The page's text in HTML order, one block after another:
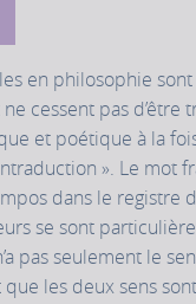
en philosophie
cessent pas
et poétique à la
». Le mot
dans le
se sont
pas seulement le
que les deux sens